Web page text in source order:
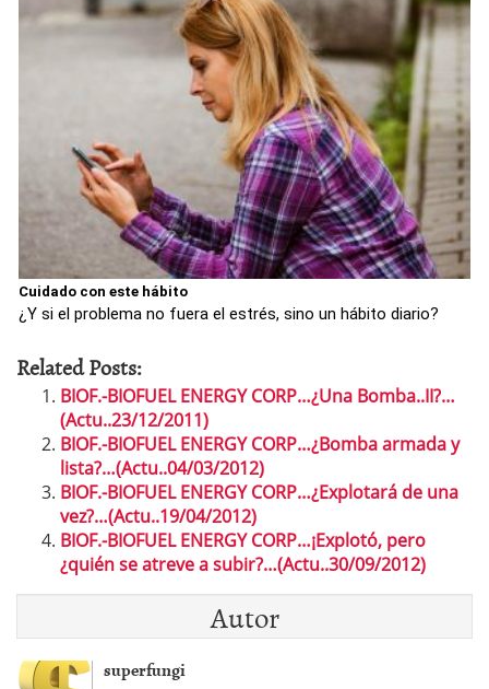
Cuidado con este hábito
¿Y si el problema no fuera el estrés, sino un hábito diario?
Related Posts:
BIOF.-BIOFUEL ENERGY CORP…¿Una Bomba..II?…
(Actu..23/12/2011)
BIOF.-BIOFUEL ENERGY CORP…¿Bomba armada y
lista?…(Actu..04/03/2012)
BIOF.-BIOFUEL ENERGY CORP…¿Explotará de una
vez?…(Actu..19/04/2012)
BIOF.-BIOFUEL ENERGY CORP…¡Explotó, pero
¿quién se atreve a subir?…(Actu..30/09/2012)
Autor
superfungi